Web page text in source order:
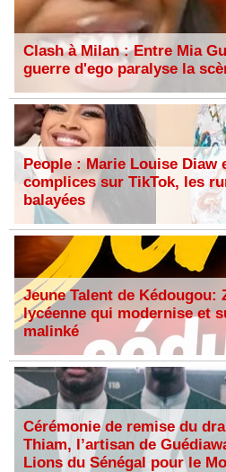
Clash à Milan : Entre Mia
guerre d'ego paralyse la
People : Marie Louise Diaw
complices sur TikTok, les
balayées
Jeune Talent de Kédougou:
lycéenne qui modernise et
malinké
Cérémonie de remise du
Thiam, l’artisan de
Lions du Sénégal pour le